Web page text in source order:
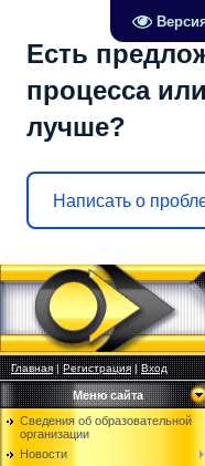
Есть
процесса
лучше?
Написать о
Главная|Регистрация|Вход
Меню сайта
Сведения об образовательной
организации
Новости